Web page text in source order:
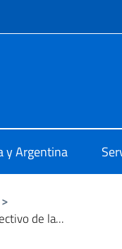
y Argentina
>
de la...